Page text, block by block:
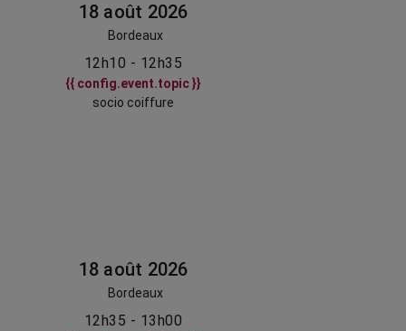
18 août 2026
Bordeaux
12h10 - 12h35
{{ config.event.topic }}
socio coiffure
18 août 2026
Bordeaux
12h35 - 13h00